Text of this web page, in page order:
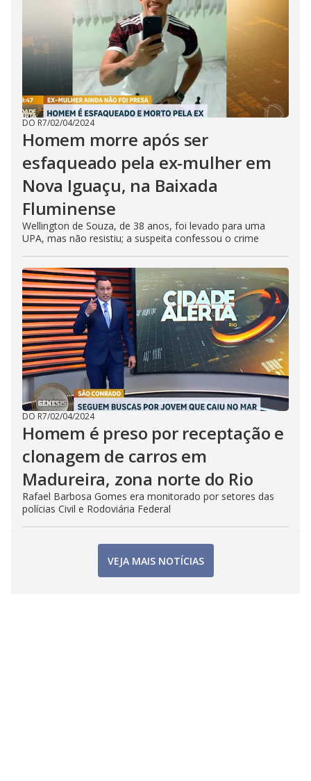
DO R7/02/04/2024
Homem morre após ser
esfaqueado pela ex-mulher em
Nova Iguaçu, na Baixada
Fluminense
Wellington de Souza, de 38 anos, foi levado para uma
UPA, mas não resistiu; a suspeita confessou o crime
DO R7/02/04/2024
Homem é preso por receptação e
clonagem de carros em
Madureira, zona norte do Rio
Rafael Barbosa Gomes era monitorado por setores das
polícias Civil e Rodoviária Federal
VEJA MAIS NOTÍCIAS